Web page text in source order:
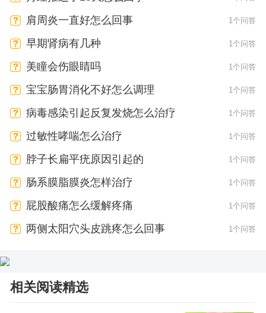
肩周炎一直好怎么回事 1个问答
早期肾病有几种 1个问答
美瞳会伤眼睛吗 1个问答
宝宝肠胃消化不好怎么调理 1个问答
病毒感染引起反复发烧怎么治疗 1个问答
过敏性哮喘怎么治疗 1个问答
脖子长扁平疣原因引起的 1个问答
肠系膜脂膜炎怎样治疗 1个问答
屁股酸痛怎么缓解疼痛 1个问答
两侧太阳穴头皮跳疼怎么回事 1个问答
相关阅读精选